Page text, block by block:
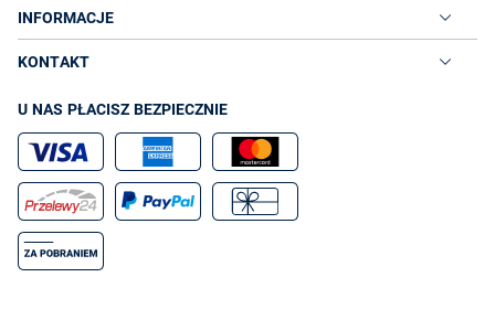
INFORMACJE
KONTAKT
U NAS PŁACISZ BEZPIECZNIE